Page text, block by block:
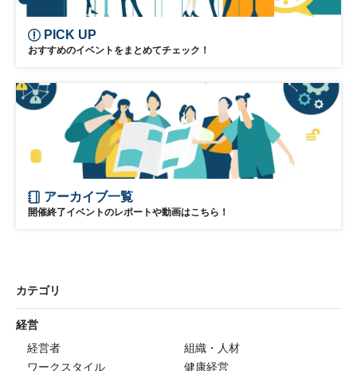
PICK UP
おすすめのイベントをまとめてチェック！
アーカイブ一覧
開催終了イベントのレポートや動画はこちら！
カテゴリ
経営
経営者
組織・人材
ワークスタイル
健康経営